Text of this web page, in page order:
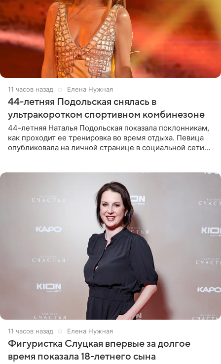
11 часов назад Елена Нужная
44-летняя Подольская снялась в
ультракоротком спортивном комбинезоне
44-летняя Наталья Подольская показала поклонникам,
как проходит ее тренировка во время отдыха. Певица
опубликовала на личной странице в социальной сети
11 часов назад Елена Нужная
Фигуристка Слуцкая впервые за долгое
время показала 18-летнего сына